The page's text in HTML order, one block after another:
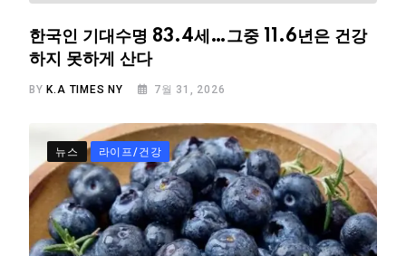
한국인 기대수명 83.4세…그중 11.6년은 건강
하지 못하게 산다
BY K.A TIMES NY 7월 31, 2026
뉴스 라이프/건강